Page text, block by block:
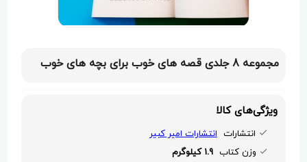
مجموعه 8 جلدی قصه های خوب برای بچه های خوب
ویژگی‌های کالا
انتشارات انتشارات امیر کبیر
وزن کتاب 1.9 کیلوگرم